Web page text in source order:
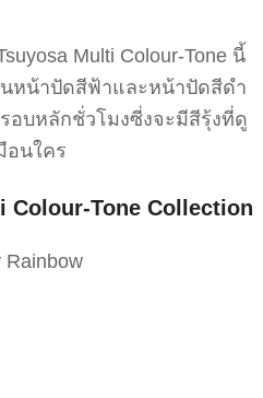
Multi Colour-Tone นี้
นหน้าปัดสีฟ้าและหน้าปัดสีดำ
อบหลักชั่วโมงซี่งจะมีสีรุ้งที่ดู
อนใคร
Colour-Tone Collection
Rainbow